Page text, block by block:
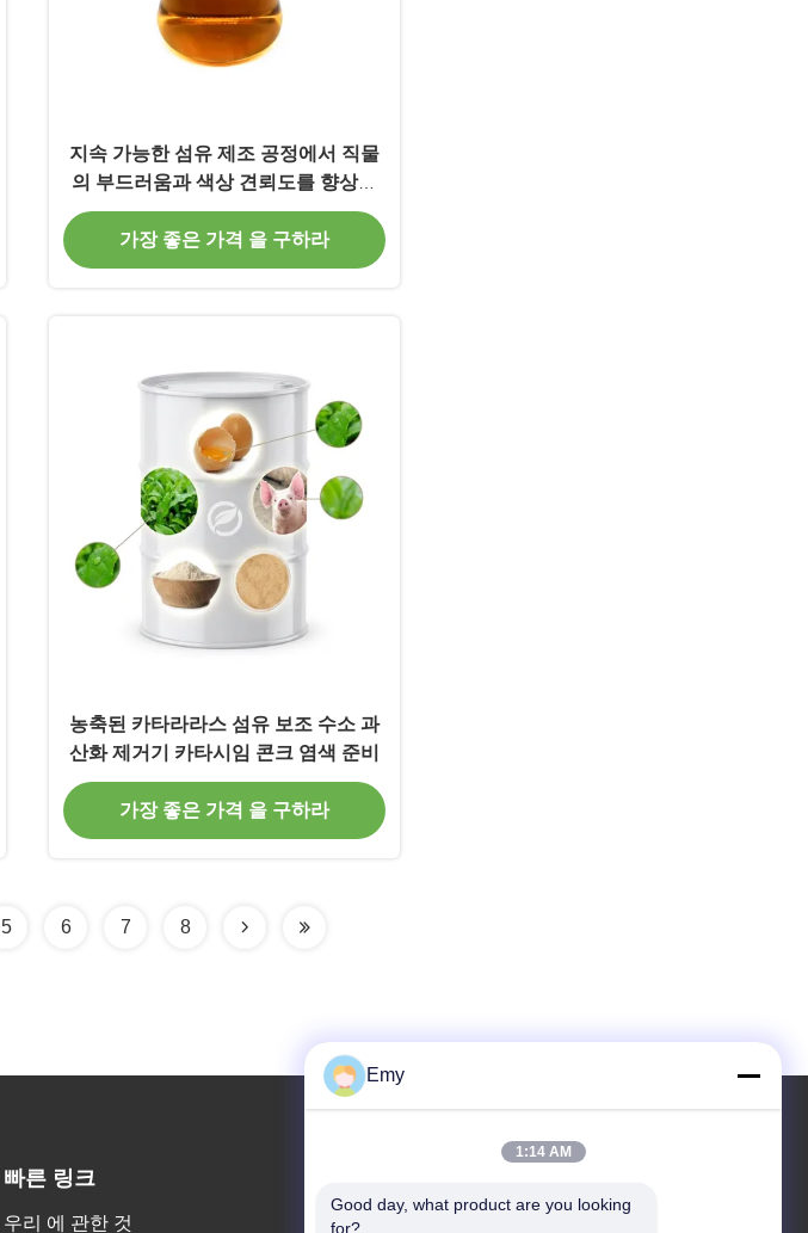
지속 가능한 섬유 제조 공정에서 직물
의 부드러움과 색상 견뢰도를 향상시
키는 생분해성 섬유 효소
가장 좋은 가격 을 구하라
농축된 카타라라스 섬유 보조 수소 과
산화 제거기 카타시임 콘크 염색 준비
가장 좋은 가격 을 구하라
5 6 7 8
빠른 링크
우리 에 관한 것 주소
Emy
1:14 AM
Good day, what product are you looking
for?